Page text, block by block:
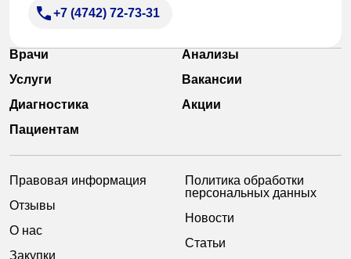
+7 (4742) 72-73-31
Врачи
Анализы
Услуги
Вакансии
Диагностика
Акции
Пациентам
Правовая информация
Отзывы
О нас
Закупки
Политика обработки
персональных данных
Новости
Статьи